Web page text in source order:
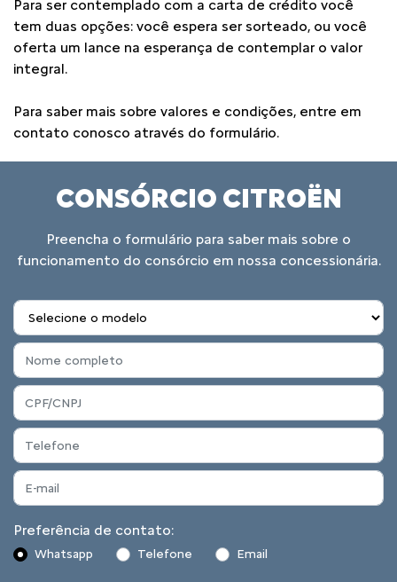
Para ser contemplado com a carta de crédito você
tem duas opções: você espera ser sorteado, ou você
oferta um lance na esperança de contemplar o valor
integral.
Para saber mais sobre valores e condições, entre em
contato conosco através do formulário.
CONSÓRCIO CITROËN
Preencha o formulário para saber mais sobre o
funcionamento do consórcio em nossa concessionária.
Preferência de contato:
Whatsapp Telefone Email